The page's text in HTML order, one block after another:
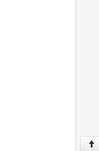
↑